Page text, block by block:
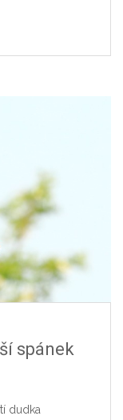
spánek
dudka